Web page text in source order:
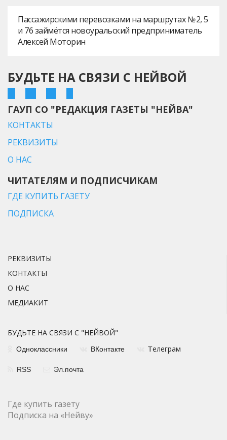
Пассажирскими перевозками на маршрутах № 2, 5
и 76 займётся новоуральский предприниматель
Алексей Моторин
БУДЬТЕ НА СВЯЗИ С НЕЙВОЙ
ГАУП СО "РЕДАКЦИЯ ГАЗЕТЫ "НЕЙВА"
КОНТАКТЫ
РЕКВИЗИТЫ
О НАС
ЧИТАТЕЛЯМ И ПОДПИСЧИКАМ
ГДЕ КУПИТЬ ГАЗЕТУ
ПОДПИСКА
РЕКВИЗИТЫ
КОНТАКТЫ
О НАС
МЕДИАКИТ
БУДЬТЕ НА СВЯЗИ С "НЕЙВОЙ"
Одноклассники ВКонтакте Телеграм
RSS Эл.почта
Где купить газету
Подписка на «Нейву»